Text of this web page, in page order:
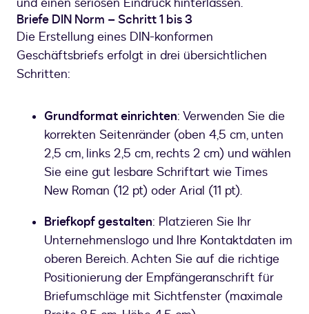
Briefe DIN Norm – Schritt 1 bis 3
Die Erstellung eines DIN-konformen
Geschäftsbriefs erfolgt in drei übersichtlichen
Schritten:
Grundformat einrichten: Verwenden Sie die
korrekten Seitenränder (oben 4,5 cm, unten
2,5 cm, links 2,5 cm, rechts 2 cm) und wählen
Sie eine gut lesbare Schriftart wie Times
Briefkopf gestalten: Platzieren Sie Ihr
Unternehmenslogo und Ihre Kontaktdaten im
oberen Bereich. Achten Sie auf die richtige
Positionierung der Empfängeranschrift für
Briefumschläge mit Sichtfenster (maximale